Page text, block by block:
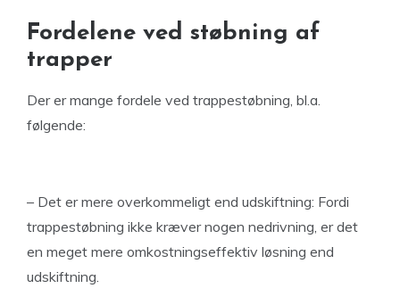
Fordelene ved støbning af
trapper
Der er mange fordele ved trappestøbning, bl.a.
følgende:
– Det er mere overkommeligt end udskiftning: Fordi
trappestøbning ikke kræver nogen nedrivning, er det
en meget mere omkostningseffektiv løsning end
udskiftning.